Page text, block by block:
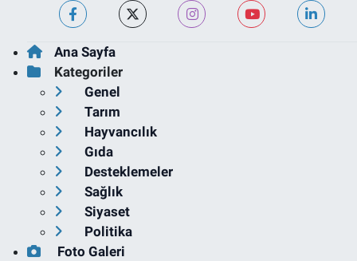
Ana Sayfa
Kategoriler
Genel
Tarım
Hayvancılık
Gıda
Desteklemeler
Sağlık
Siyaset
Politika
Foto Galeri